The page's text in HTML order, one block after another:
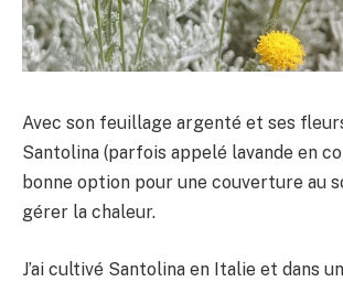
Avec son feuillage argenté et ses
Santolina (parfois appelé lavande en
bonne option pour une couverture au
gérer la chaleur.
J’ai cultivé Santolina en Italie et dans